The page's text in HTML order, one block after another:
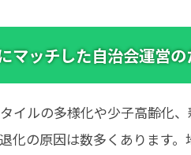
マッチした自治会運営
イルの多様化や少子高齢化
化の原因は数多くあります